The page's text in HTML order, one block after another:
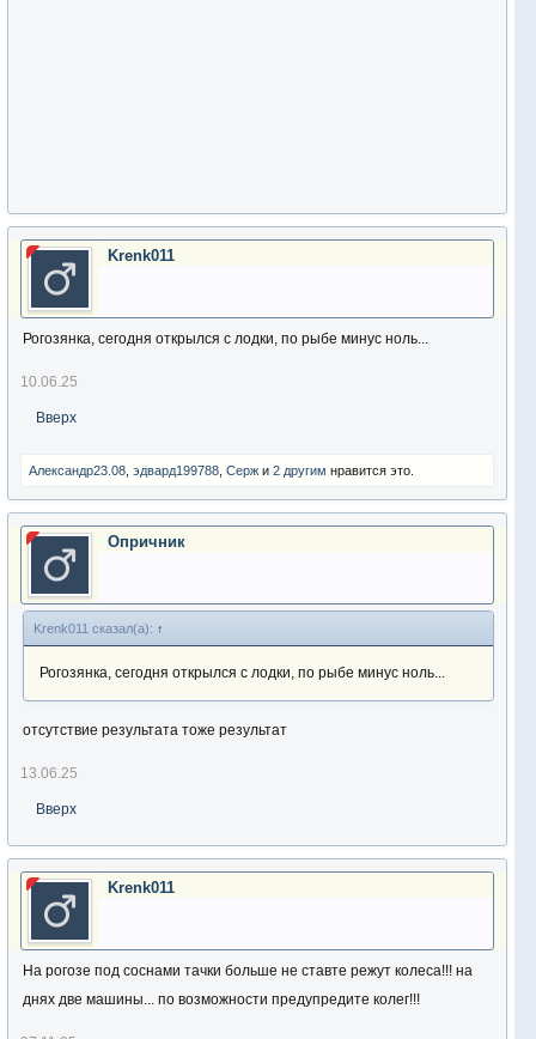
Krenk011
Рогозянка, сегодня открылся с лодки, по рыбе минус ноль...
10.06.25
Вверх
Александр23.08 эдвард199788 Серж и 2 другим нравится это.
Опричник
Krenk011 сказал(а): ↑
Рогозянка, сегодня открылся с лодки, по рыбе минус ноль...
отсутствие результата тоже результат
13.06.25
Вверх
Krenk011
На рогозе под соснами тачки больше не ставте режут колеса!!! на
днях две машины... по возможности предупредите колег!!!